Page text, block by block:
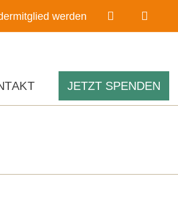
werden
JETZT SPENDEN